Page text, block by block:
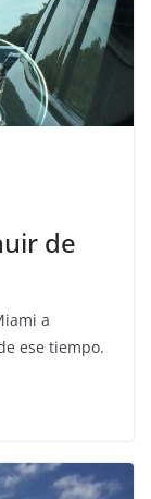
de
a
ese tiempo.